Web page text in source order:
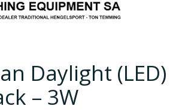
Daylight (LED)
– 3W